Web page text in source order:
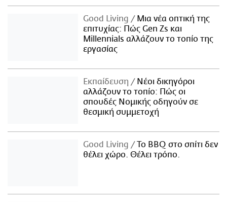
Good Living
Μια νέα οπτική της
επιτυχίας: Πώς Gen Zs και
Millennials αλλάζουν το τοπίο της
εργασίας
Εκπαίδευση
Νέοι δικηγόροι
αλλάζουν το τοπίο: Πώς οι
σπουδές Νομικής οδηγούν σε
θεσμική συμμετοχή
Good Living
Το BBQ στο σπίτι δεν
θέλει χώρο. Θέλει τρόπο.